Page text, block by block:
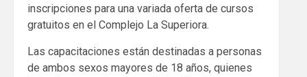
inscripciones para una variada oferta de cursos
gratuitos en el Complejo La Superiora.
Las capacitaciones están destinadas a personas
de ambos sexos mayores de 18 años, quienes